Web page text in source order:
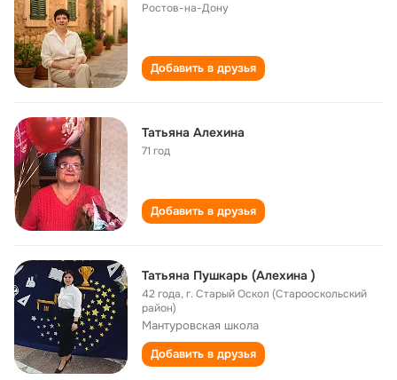
Ростов-на-Дону
Добавить в друзья
Татьяна Алехина
71 год
Добавить в друзья
Татьяна Пушкарь (Алехина )
42 года,г. Старый Оскол (Старооскольский
район)
Мантуровская школа
Добавить в друзья